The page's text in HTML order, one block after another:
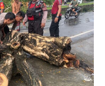
Secara
DISITA